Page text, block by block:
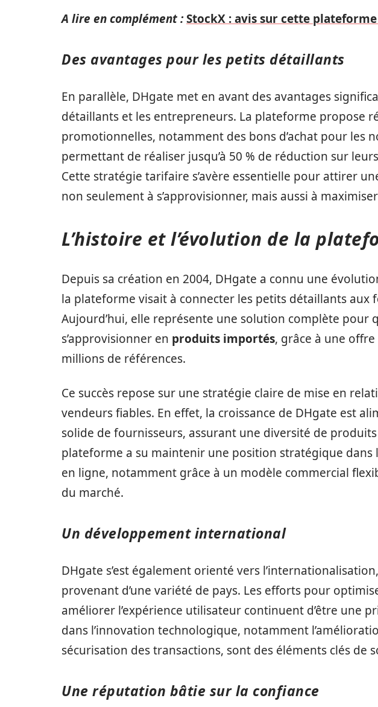
A lire en complément :StockX : avis sur cette
Des avantages pour les petits détaillants
En parallèle, DHgate met en avant des avantages
détaillants et les entrepreneurs. La plateforme propose
promotionnelles, notamment des bons d’achat pour les
permettant de réaliser jusqu’à 50 % de réduction sur
Cette stratégie tarifaire s’avère essentielle pour attirer
non seulement à s’approvisionner, mais aussi à
L’histoire et l’évolution de la
Depuis sa création en 2004, DHgate a connu une
la plateforme visait à connecter les petits détaillants aux
Aujourd’hui, elle représente une solution complète pour
s’approvisionner en produits importés, grâce à une
millions de références.
Ce succès repose sur une stratégie claire de mise en
vendeurs fiables. En effet, la croissance de DHgate est
solide de fournisseurs, assurant une diversité de
plateforme a su maintenir une position stratégique dans
en ligne, notamment grâce à un modèle commercial
du marché.
Un développement international
DHgate s’est également orienté vers
provenant d’une variété de pays. Les efforts pour
améliorer l’expérience utilisateur continuent d’être une
dans l’innovation technologique, notamment
sécurisation des transactions, sont des éléments clés de
Une réputation bâtie sur la confiance